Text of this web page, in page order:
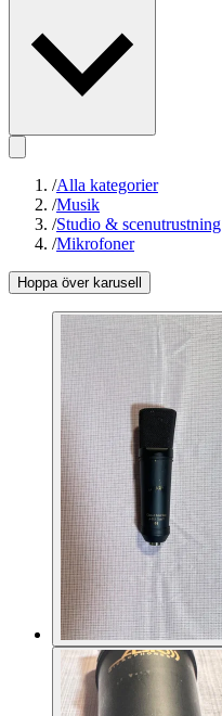
/Alla kategorier
/Musik
/Studio & scenutrustning
/Mikrofoner
Hoppa över karusell